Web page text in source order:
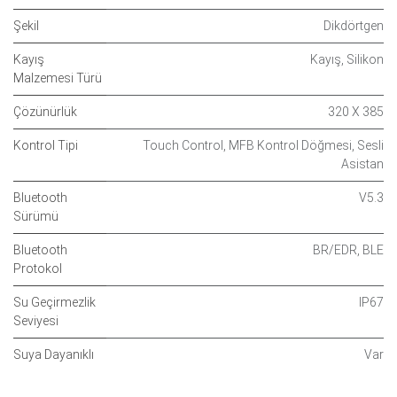
Şekil Dikdörtgen
Kayış
Malzemesi Türü
Kayış Silikon
Çözünürlük 320 X 385
Kontrol Tipi Touch Control MFB Kontrol Döğmesi Sesli
Asistan
Bluetooth
Sürümü
V5.3
Bluetooth
Protokol
BR/EDR BLE
Su Geçirmezlik
Seviyesi
IP67
Suya Dayanıklı Var